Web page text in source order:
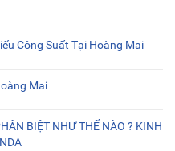
Công Suất Tại Hoàng Mai
Mai
BIỆT NHƯ THẾ NÀO ? KINH